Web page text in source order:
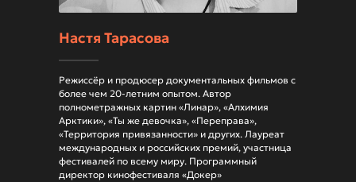
Настя Тарасова
Режиссёр и продюсер документальных фильмов с
более чем 20-летним опытом. Автор
полнометражных картин «Линар», «Алхимия
Арктики», «Ты же девочка», «Переправа»,
«Территория привязанности» и других. Лауреат
международных и российских премий, участница
фестивалей по всему миру. Программный
директор кинофестиваля «Докер»